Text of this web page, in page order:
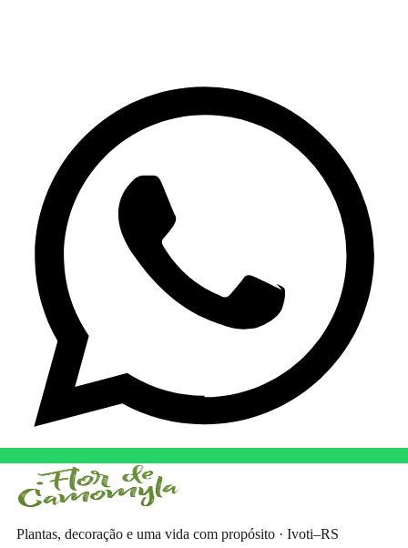
Plantas, decoração e uma vida com propósito · Ivoti–RS